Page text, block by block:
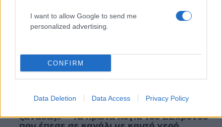
I want to allow Google to send me
personalized advertising.
CONFIRM
Data Deletion Data Access Privacy Policy
Πιο δημοφιλή
1 Έφυγαν οι συνεργάτες, μένει η Μαρία
«Ελπίδα για τη Δημοκρατία»
ξαναδώ;» – Τα πρώτα λόγια του 22χρονου